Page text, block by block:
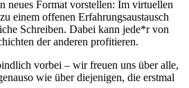
neues Format vorstellen: Im virtuellen
einem offenen Erfahrungsaustausch
Schreiben. Dabei kann jede*r von
der anderen profitieren.
vorbei – wir freuen uns über alle,
wie über diejenigen, die erstmal